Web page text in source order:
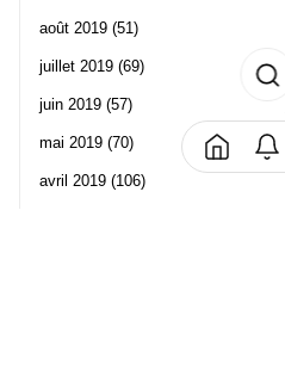
août 2019 (51)
juillet 2019 (69)
juin 2019 (57)
mai 2019 (70)
avril 2019 (106)